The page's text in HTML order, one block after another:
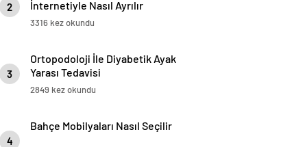
2
İnternetiyle Nasıl Ayrılır
3316 kez okundu
3
Ortopodoloji İle Diyabetik Ayak
Yarası Tedavisi
2849 kez okundu
4
Bahçe Mobilyaları Nasıl Seçilir